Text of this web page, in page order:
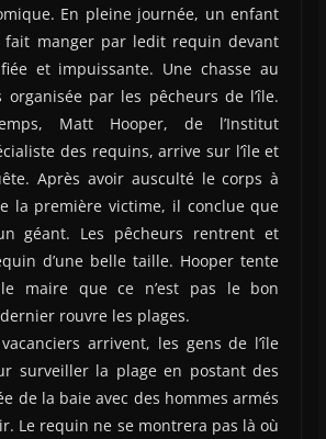
En pleine journée, un enfant
fait manger par ledit requin devant
et impuissante. Une chasse au
par les pêcheurs de l’île.
Matt Hooper, de l’Institut
des requins, arrive sur l’île et
Après avoir ausculté le corps à
la première victime, il conclue que
géant. Les pêcheurs rentrent et
d’une belle taille. Hooper tente
maire que ce n’est pas le bon
rouvre les plages.
arrivent, les gens de l’île
surveiller la plage en postant des
de la baie avec des hommes armés
Le requin ne se montrera pas là où